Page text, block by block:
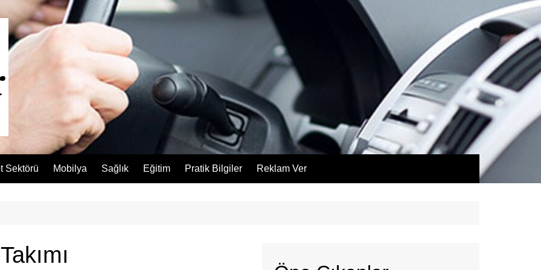
Sektörü Mobilya Sağlık Eğitim Pratik Bilgiler Reklam Ver